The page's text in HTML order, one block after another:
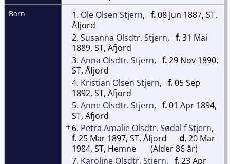
Barn 1. Ole Olsen Stjern, f.08 Jun 1887, ST,
Åfjord
2. Susanna Olsdtr. Stjern, f.31 Mai
1889, ST, Åfjord
3. Anna Olsdtr. Stjern, f.29 Nov 1890,
ST, Åfjord
4. Kristian Olsen Stjern, f.05 Sep
1892, ST, Åfjord
5. Anne Olsdtr. Stjern, f.01 Apr 1894,
ST, Åfjord
+6. Petra Amalie Olsdtr. Sødal f Stjern,
f.25 Mar 1897, ST, Åfjord d.20 Mar
1984, ST, Hemne
(Alder 86 år)
7. Karoline Olsdtr. Stjern, f.23 Apr